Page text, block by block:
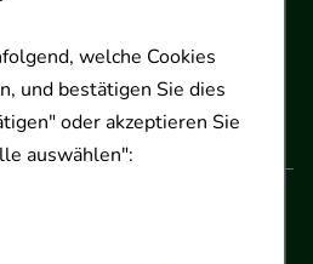
welche Cookies
und bestätigen Sie dies
oder akzeptieren Sie
auswählen":
bis 17.00 Uhr